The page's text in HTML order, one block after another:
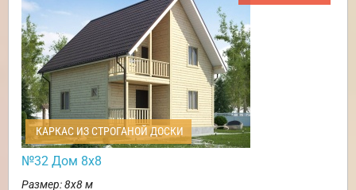
КАРКАС ИЗ СТРОГАНОЙ ДОСКИ
№32 Дом 8х8
Размер: 8х8 м